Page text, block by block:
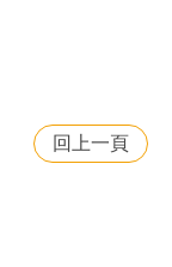
回上一頁